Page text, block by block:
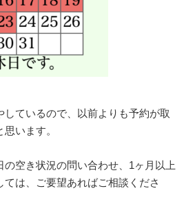
しているので、以前よりも予約が取
います。
の空き状況の問い合わせ、1ヶ月以上
ては、ご要望あればご相談くださ